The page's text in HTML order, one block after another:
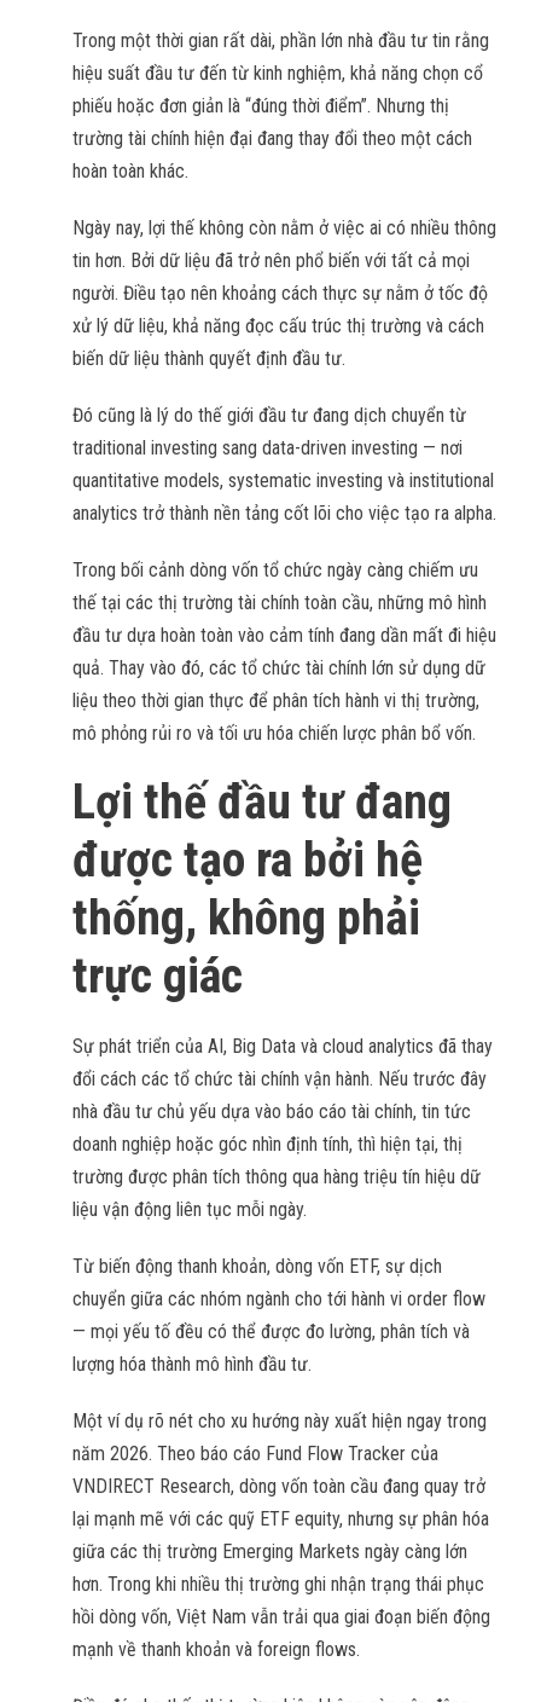
Trong một thời gian rất dài, phần lớn nhà đầu tư tin rằng
hiệu suất đầu tư đến từ kinh nghiệm, khả năng chọn cổ
phiếu hoặc đơn giản là “đúng thời điểm”. Nhưng thị
trường tài chính hiện đại đang thay đổi theo một cách
hoàn toàn khác.
Ngày nay, lợi thế không còn nằm ở việc ai có nhiều thông
tin hơn. Bởi dữ liệu đã trở nên phổ biến với tất cả mọi
người. Điều tạo nên khoảng cách thực sự nằm ở tốc độ
xử lý dữ liệu, khả năng đọc cấu trúc thị trường và cách
biến dữ liệu thành quyết định đầu tư.
Đó cũng là lý do thế giới đầu tư đang dịch chuyển từ
traditional investing sang data-driven investing — nơi
quantitative models, systematic investing và institutional
analytics trở thành nền tảng cốt lõi cho việc tạo ra alpha.
Trong bối cảnh dòng vốn tổ chức ngày càng chiếm ưu
thế tại các thị trường tài chính toàn cầu, những mô hình
đầu tư dựa hoàn toàn vào cảm tính đang dần mất đi hiệu
quả. Thay vào đó, các tổ chức tài chính lớn sử dụng dữ
liệu theo thời gian thực để phân tích hành vi thị trường,
mô phỏng rủi ro và tối ưu hóa chiến lược phân bổ vốn.
Lợi thế đầu tư đang
được tạo ra bởi hệ
thống, không phải
trực giác
Sự phát triển của AI, Big Data và cloud analytics đã thay
đổi cách các tổ chức tài chính vận hành. Nếu trước đây
nhà đầu tư chủ yếu dựa vào báo cáo tài chính, tin tức
doanh nghiệp hoặc góc nhìn định tính, thì hiện tại, thị
trường được phân tích thông qua hàng triệu tín hiệu dữ
liệu vận động liên tục mỗi ngày.
Từ biến động thanh khoản, dòng vốn ETF, sự dịch
chuyển giữa các nhóm ngành cho tới hành vi order flow
— mọi yếu tố đều có thể được đo lường, phân tích và
lượng hóa thành mô hình đầu tư.
Một ví dụ rõ nét cho xu hướng này xuất hiện ngay trong
năm 2026. Theo báo cáo Fund Flow Tracker của
VNDIRECT Research, dòng vốn toàn cầu đang quay trở
lại mạnh mẽ với các quỹ ETF equity, nhưng sự phân hóa
giữa các thị trường Emerging Markets ngày càng lớn
hơn. Trong khi nhiều thị trường ghi nhận trạng thái phục
hồi dòng vốn, Việt Nam vẫn trải qua giai đoạn biến động
mạnh về thanh khoản và foreign flows.